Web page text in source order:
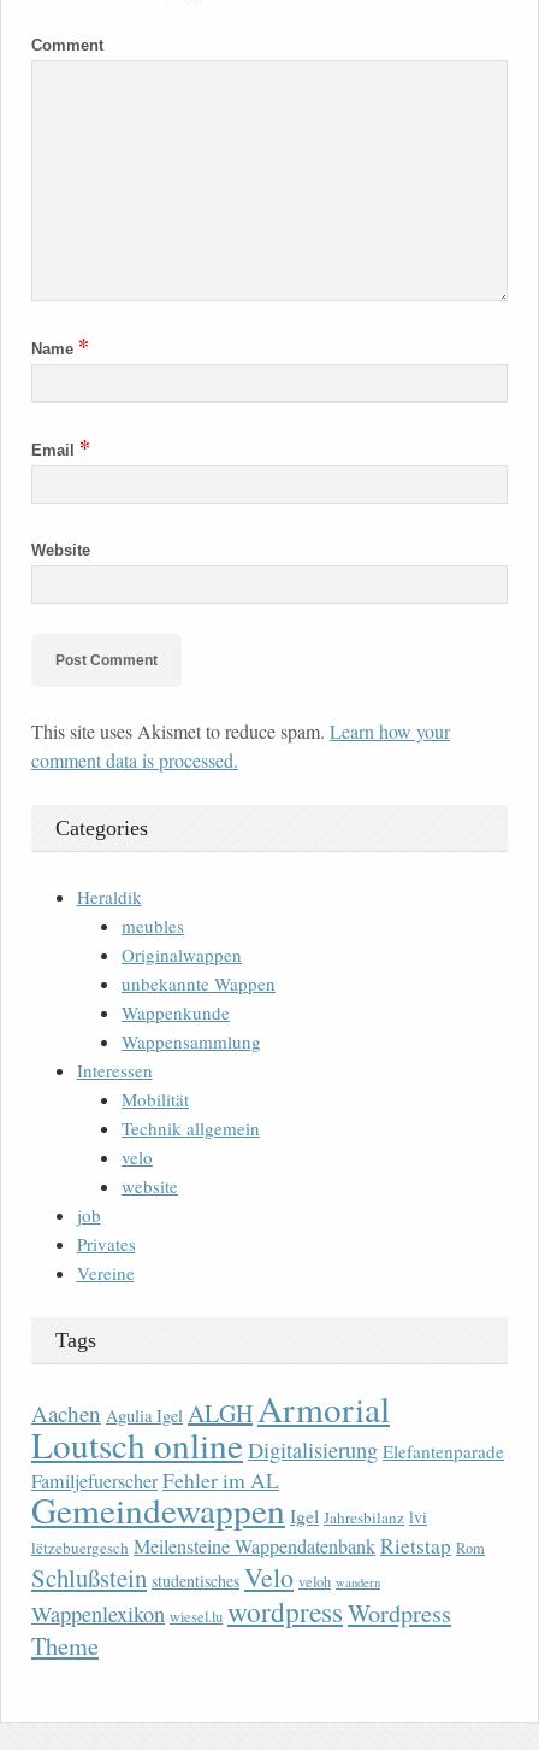
Comment
Name *
Email *
Website
This site uses Akismet to reduce spam. Learn how your
comment data is processed.
Categories
Heraldik
meubles
Originalwappen
unbekannte Wappen
Wappenkunde
Wappensammlung
Interessen
Mobilität
Technik allgemein
velo
website
job
Privates
Vereine
Tags
Aachen Agulia Igel ALGH Armorial
Loutsch onlineDigitalisierung Elefantenparade
FamiljefuerscherFehler im AL
Gemeindewappen Igel Jahresbilanz lvi
lëtzebuergesch Meilensteine WappendatenbankRietstap Rom
Schlußstein studentisches Velo veloh wandern
Wappenlexikon wiesel.lu wordpressWordpress
Theme